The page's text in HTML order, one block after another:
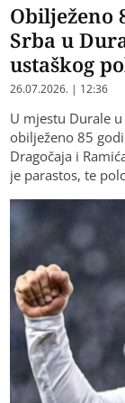
Obilježeno
Srba u
ustaškog
26.07.2026. | 12:36
U mjestu Durale
obilježeno 85
Dragočaja i
je parastos, te